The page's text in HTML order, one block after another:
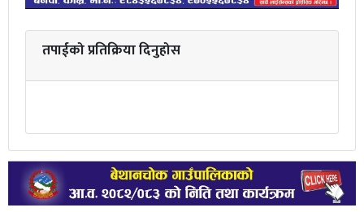
तपाईको प्रतिक्रिया दिनुहोस